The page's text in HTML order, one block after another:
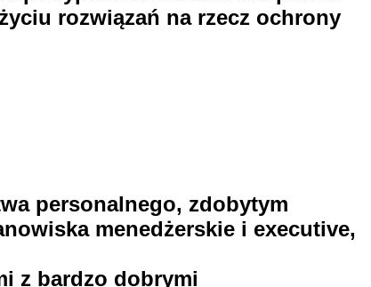
rozwiązań na rzecz ochrony
personalnego, zdobytym
menedżerskie i executive,
z bardzo dobrymi